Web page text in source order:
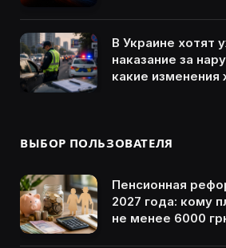
В Украине хотят
наказание за
какие
ВЫБОР ПОЛЬЗОВАТЕЛЯ
Пенсионная
2027 года: кому
не менее 6000